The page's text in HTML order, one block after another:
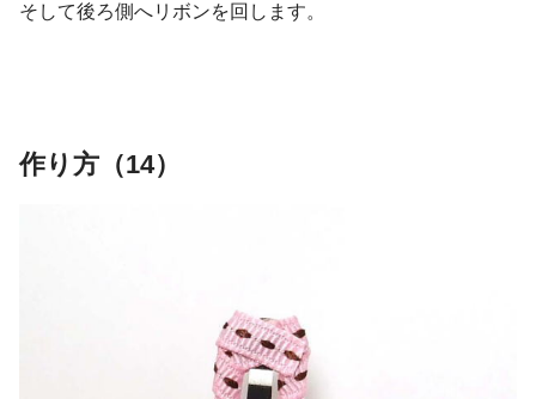
そして後ろ側へリボンを回します。
作り方（14）